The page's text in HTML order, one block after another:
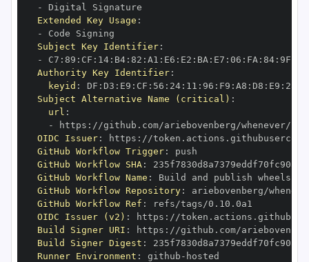
-
Extended Key Usage :
-
Subject Key Identifier:
-
C7 : 89 : CF : 14: B4: 82 : A1 : E6 : E2 : BA : E7 : 06 : FA : 84: 9F
Authority Key Identifier:
keyid : DF : D3 : E9 : CF : 56 : 24: 11 : 96 : F9 : A8 : D8 : E9 : 28
Subject Alternative Name (critical) :
url :
-
https :
OIDC Issuer: https :
GitHub Workflow Trigger:
GitHub Workflow SHA:
GitHub Workflow Name :
GitHub Workflow Repository:
GitHub Workflow Ref :
OIDC Issuer (v2) : https :
Build Signer URI : https :
Build Signer Digest :
Runner Environment : github -